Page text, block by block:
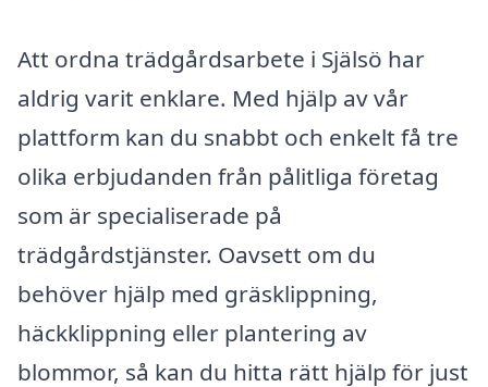
Att ordna trädgårdsarbete i Själsö har
aldrig varit enklare. Med hjälp av vår
plattform kan du snabbt och enkelt få tre
olika erbjudanden från pålitliga företag
som är specialiserade på
trädgårdstjänster. Oavsett om du
behöver hjälp med gräsklippning,
häckklippning eller plantering av
blommor, så kan du hitta rätt hjälp för just